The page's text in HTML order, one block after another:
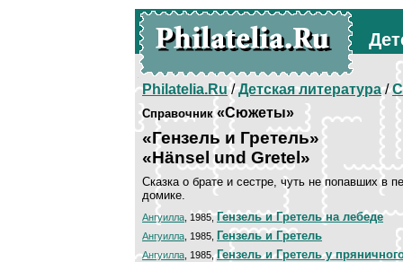
Philatelia.Ru/Детская литература/
Справочник«Сюжеты»
«Гензель и Гретель»
«Hänsel und Gretel»
Сказка о брате и сестре, чуть не попавших в
домике.
Ангуилла , 1985,Гензель и Гретель на лебеде
Ангуилла , 1985, Гензель и Гретель
Ангуилла , 1985,Гензель и Гретель у